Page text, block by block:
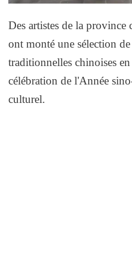
Des artistes de la
ont monté une sélection de
traditionnelles chinoises
célébration de l'Année
culturel.